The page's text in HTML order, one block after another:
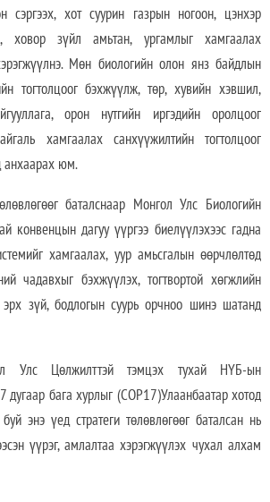
сэргээх, хот суурин газрын ногоон, цэнхэр
ховор зүйл амьтан, ургамлыг хамгаалах
Мөн биологийн олон янз байдлын
тогтолцоог бэхжүүлж, төр, хувийн хэвшил,
орон нутгийн иргэдийн оролцоог
хамгаалах санхүүжилтийн тогтолцоог
анхаарах юм.
баталснаар Монгол Улс Биологийн
конвенцын дагуу үүргээ биелүүлэхээс гадна
хамгаалах, уур амьсгалын өөрчлөлтөд
чадавхыг бэхжүүлэх, тогтвортой хөгжлийн
эрх зүй, бодлогын суурь орчноо шинэ шатанд
Улс Цөлжилттэй тэмцэх тухай НҮБ-ын
бага хурлыг (COP17)Улаанбаатар хотод
энэ үед стратеги төлөвлөгөөг баталсан нь
үүрэг, амлалтаа хэрэгжүүлэх чухал алхам